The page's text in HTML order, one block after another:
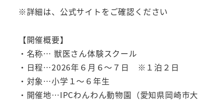
※詳細は、公式サイトをご確認ください
【開催概要】
・名称… 獣医さん体験スクール
・日程…2026年６月６～７日 ※１泊２日
・対象…小学１～６年生
・開催地…IPCわんわん動物園（愛知県岡崎市大